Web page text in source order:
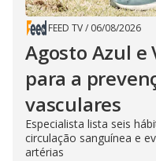
FEED TV/ 06/08/2026
Agosto Azul
para a
vasculares
Especialista lista seis
circulação sanguínea e
artérias